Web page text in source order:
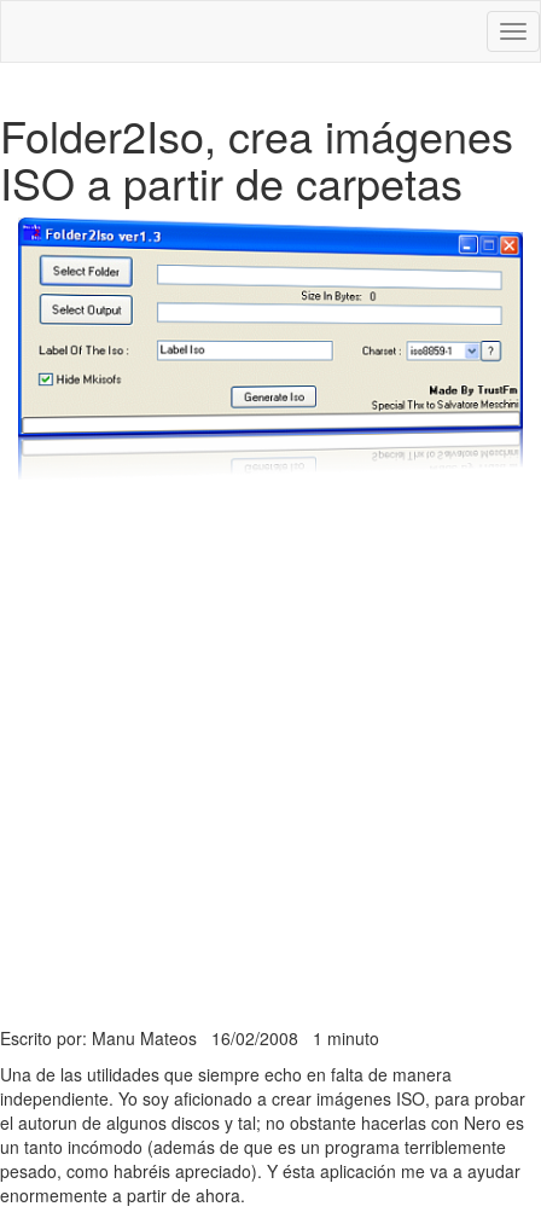
Folder2Iso, crea imágenes
ISO a partir de carpetas
Escrito por: Manu Mateos 16/02/2008 1 minuto
Una de las utilidades que siempre echo en falta de manera
independiente. Yo soy aficionado a crear imágenes ISO, para probar
el autorun de algunos discos y tal; no obstante hacerlas con Nero es
un tanto incómodo (además de que es un programa terriblemente
pesado, como habréis apreciado). Y ésta aplicación me va a ayudar
enormemente a partir de ahora.